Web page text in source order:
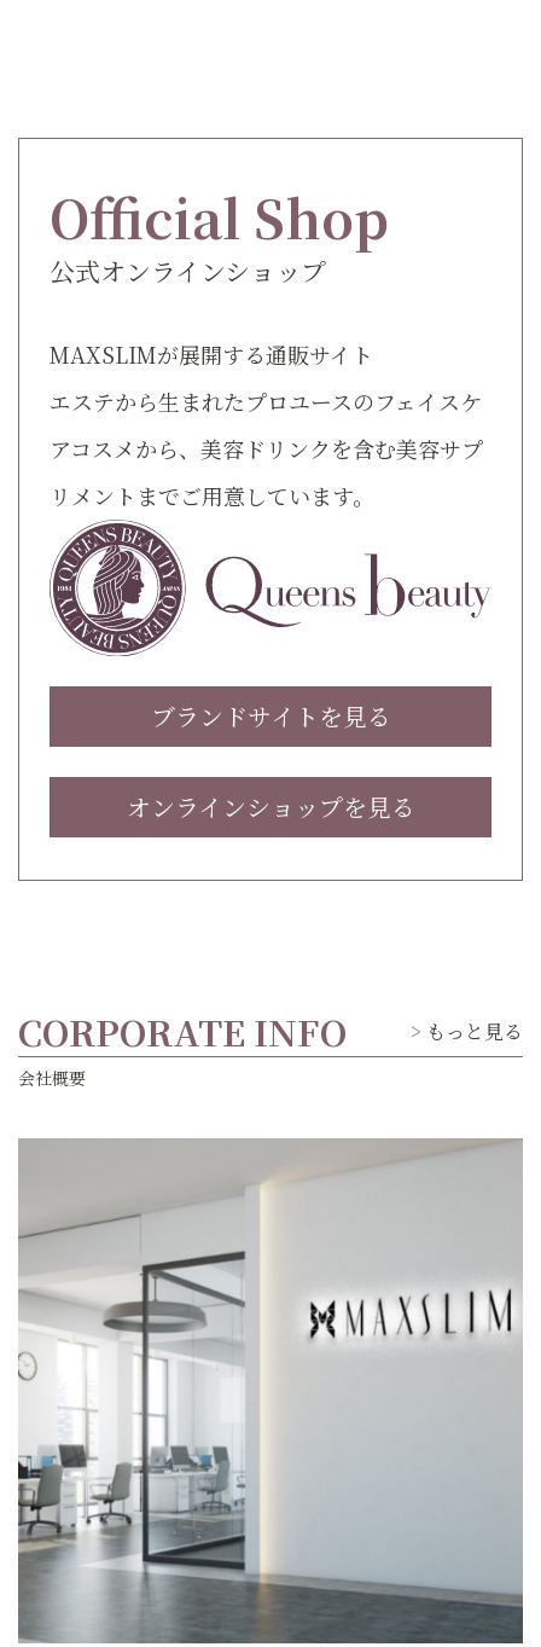
Official Shop
公式オンラインショップ
MAXSLIMが展開する通販サイト
エステから生まれたプロユースのフェイスケ
アコスメから、美容ドリンクを含む美容サプ
リメントまでご用意しています。
ブランドサイトを見る
オンラインショップを見る
CORPORATE INFO もっと見る
会社概要